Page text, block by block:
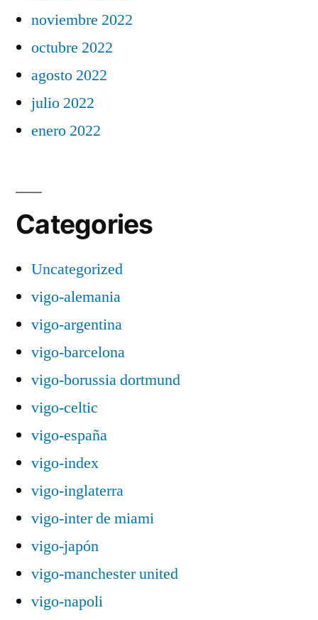
noviembre 2022
octubre 2022
agosto 2022
julio 2022
enero 2022
Categories
Uncategorized
vigo-alemania
vigo-argentina
vigo-barcelona
vigo-borussia dortmund
vigo-celtic
vigo-españa
vigo-index
vigo-inglaterra
vigo-inter de miami
vigo-japón
vigo-manchester united
vigo-napoli